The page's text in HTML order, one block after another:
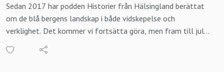
glädje och väcka minnen.För att ni alla som skänkt en gåva
ska veta var vi varit kommer vi att redovisa varenda besök
på vår Facebook samt hemsida.
Är du företagare eller privatperson och vill veta mer? Ring
Sedan 2017 har podden Historier från Hälsingland berättat
om de blå bergens landskap i både vidskepelse och
verklighet. Det kommer vi fortsätta göra, men fram till jul
över hela Sverige, vilket vi är oerhört stolta och glada över.